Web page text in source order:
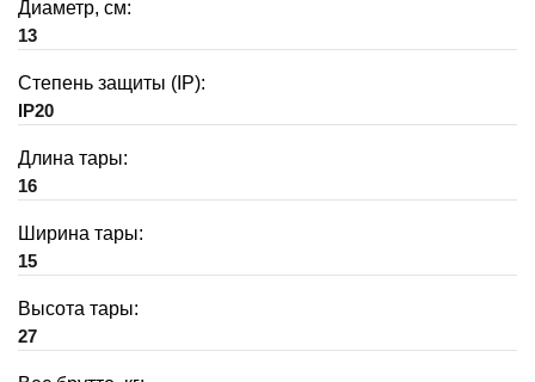
Диаметр, см:
13
Степень защиты (IP):
IP20
Длина тары:
16
Ширина тары:
15
Высота тары:
27